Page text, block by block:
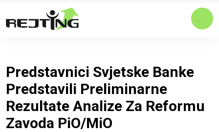
Predstavnici Svjetske Banke
Predstavili Preliminarne
Rezultate Analize Za Reformu
Zavoda PiO/MiO